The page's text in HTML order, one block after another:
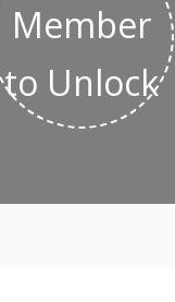
Member
to Unlock